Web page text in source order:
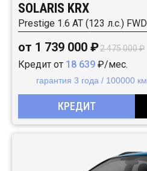
SOLARIS KRX
Prestige 1.6 AT (123 л.с.) FWD
от 1 739 000 ₽2 475 000 ₽
Кредит от 18 639 ₽/мес.
гарантия 3 года / 100000 км
КРЕДИТ